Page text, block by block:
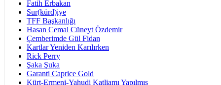
Fatih Erbakan
Sur(kürd)iye
TFF Başkanlığı
Hasan Cemal Cüneyt Özdemir
Çemberimde Gül Fidan
Kartlar Yeniden Karılırken
Rick Perry
Şaka Şuka
Garanti Caprice Gold
Kürt-Ermeni-Yahudi Katliamı Yapılmış